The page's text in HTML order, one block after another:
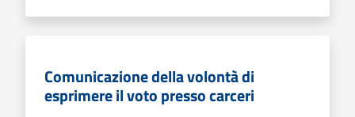
Comunicazione della volontà di
esprimere il voto presso carceri